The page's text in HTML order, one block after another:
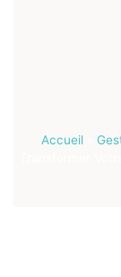
Accueil